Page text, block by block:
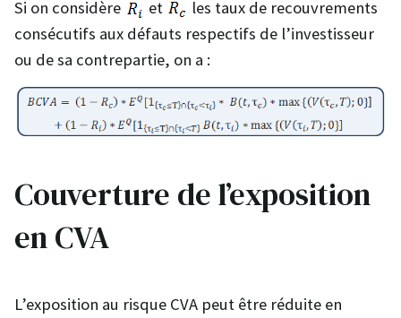
Si on considère et
les taux de recouvrements
consécutifs aux défauts respectifs de l’investisseur
ou de sa contrepartie, on a :
Couverture de l’exposition
en CVA
L’exposition au risque CVA peut être réduite en